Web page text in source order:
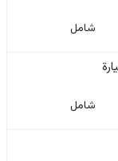
شامل
شامل